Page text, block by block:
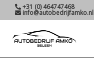
+31 (0) 464747468
info@autobedrijfamko.nl